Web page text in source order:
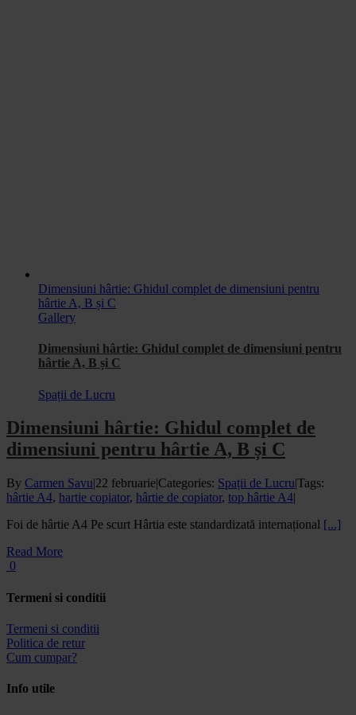
Dimensiuni hârtie: Ghidul complet de dimensiuni pentru
hârtie A, B și C
Gallery
Dimensiuni hârtie: Ghidul complet de dimensiuni pentru
hârtie A, B și C
Spații de Lucru
Dimensiuni hârtie: Ghidul complet de
dimensiuni pentru hârtie A, B și C
By Carmen Savu|22 februarie|Categories: Spații de Lucru|Tags:
hârtie A4, hartie copiator, hârtie de copiator, top hârtie A4|
Foi de hârtie A4 Pe scurt Hârtia este standardizată internațional [...]
Read More
0
Termeni si conditii
Termeni si conditii
Politica de retur
Cum cumpar?
Info utile